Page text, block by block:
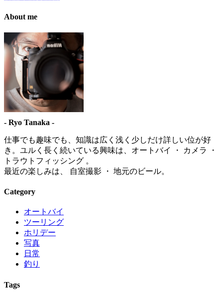
About me
- Ryo Tanaka -
仕事でも趣味でも、知識は広く浅く少しだけ詳しい位が好
き。ユルく長く続いている興味は、オートバイ ・ カメラ ・
トラウトフィッシング 。
最近の楽しみは、 自室撮影 ・ 地元のビール。
Category
オートバイ
ツーリング
ホリデー
写真
日常
釣り
Tags